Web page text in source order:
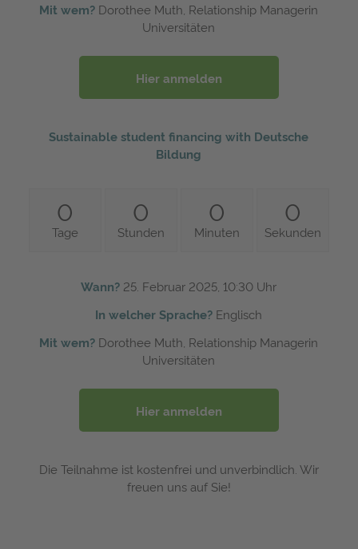
Mit wem? Dorothee Muth, Relationship Managerin
Universitäten
Hier anmelden
Sustainable student financing with Deutsche
Bildung
0
Tage
0
Stunden
0
Minuten
0
Sekunden
Wann? 25. Februar 2025, 10:30 Uhr
In welcher Sprache? Englisch
Mit wem? Dorothee Muth, Relationship Managerin
Universitäten
Hier anmelden
Die Teilnahme ist kostenfrei und unverbindlich. Wir
freuen uns auf Sie!